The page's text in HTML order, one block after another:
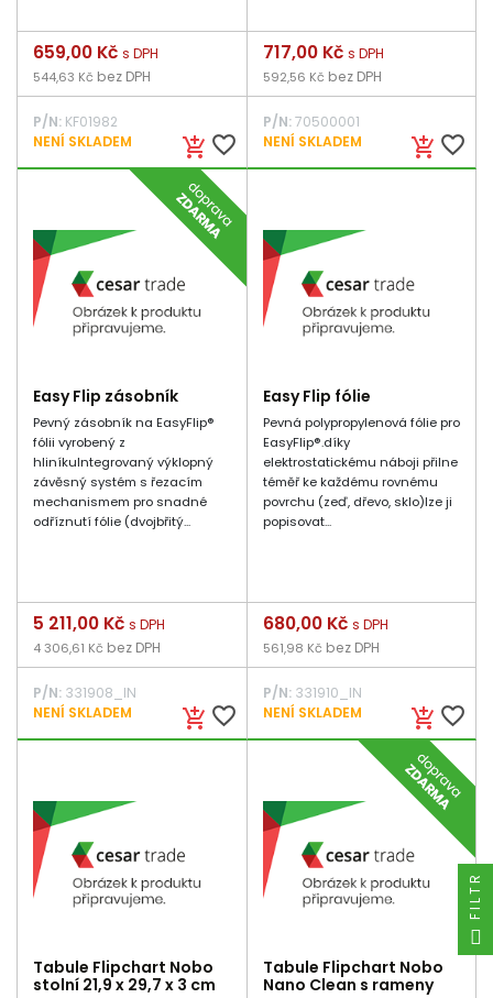
add_shopping_cart favorite_border
Cena
659,00 Kč s DPH
544,63 Kč bez DPH
P/N: KF01982
NENÍ SKLADEM
add_shopping_cart favorite_border
Cena
717,00 Kč s DPH
592,56 Kč bez DPH
P/N:70500001
NENÍ SKLADEM
Easy Flip zásobník
Pevný zásobník na EasyFlip®
fólii vyrobený z
hliníkuIntegrovaný výklopný
závěsný systém s řezacím
mechanismem pro snadné
odříznutí fólie (dvojbřitý...
add_shopping_cart favorite_border
Cena
5 211,00 Kč s DPH
4 306,61 Kč bez DPH
P/N: 331908_IN
NENÍ SKLADEM
Easy Flip fólie
Pevná polypropylenová fólie pro
EasyFlip®.díky
elektrostatickému náboji přilne
téměř ke každému rovnému
povrchu (zeď, dřevo, sklo)lze ji
popisovat...
add_shopping_cart favorite_border
Cena
680,00 Kč s DPH
561,98 Kč bez DPH
P/N:331910_IN
NENÍ SKLADEM
Tabule Flipchart Nobo
stolní 21,9 x 29,7 x 3 cm
Tabule Flipchart Nobo
Nano Clean s rameny
FILTR